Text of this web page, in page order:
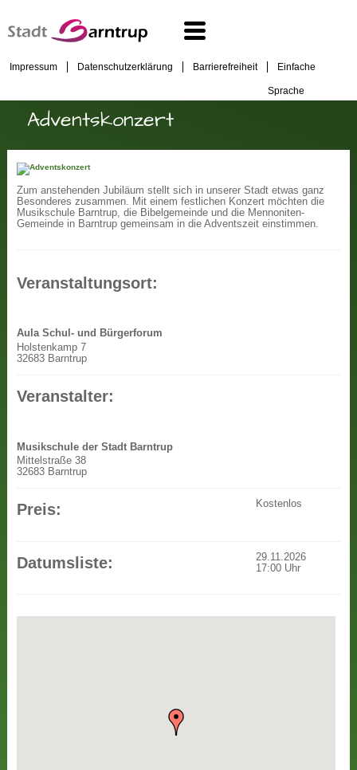
Impressum Datenschutzerklärung Barrierefreiheit Einfache
Sprache
Adventskonzert
Zum anstehenden Jubiläum stellt sich in unserer Stadt etwas ganz
Besonderes zusammen. Mit einem festlichen Konzert möchten die
Musikschule Barntrup, die Bibelgemeinde und die Mennoniten-
Gemeinde in Barntrup gemeinsam in die Adventszeit einstimmen.
Veranstaltungsort:
Aula Schul- und Bürgerforum
Holstenkamp 7
32683 Barntrup
Veranstalter:
Musikschule der Stadt Barntrup
Mittelstraße 38
32683 Barntrup
Preis: Kostenlos
Datumsliste:
29.11.2026
17:00 Uhr